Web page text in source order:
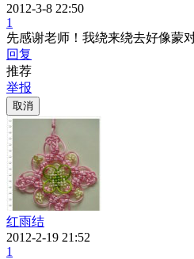
2012-3-8 22:50
1
先感谢老师！我绕来绕去好像蒙
回复
推荐
举报
取消
红雨结
2012-2-19 21:52
1